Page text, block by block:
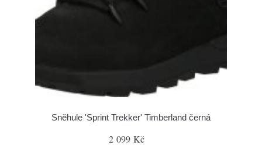
Sněhule 'Sprint Trekker' Timberland černá
2 099 Kč